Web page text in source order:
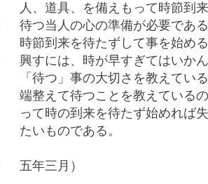
人、道具、を備えもって時節到
待つ当人の心の準備が必要であ
時節到来を待たずして事を始め
興すには、時が早すぎてはいか
「待つ」事の大切さを教えてい
端整えて待つことを教えている
って時の到来を待たず始めれば
たいものである。
五年三月）